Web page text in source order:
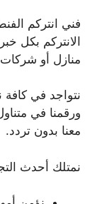
فني انتركم
الانتركم بكل
منازل أو
ورقمنا في
معنا بدون تردد.
نمتلك أحدث